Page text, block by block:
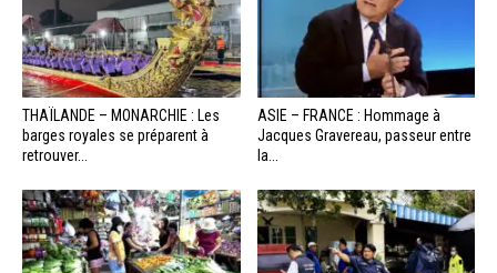
THAÏLANDE – MONARCHIE : Les
barges royales se préparent à
retrouver...
ASIE – FRANCE : Hommage à
Jacques Gravereau, passeur entre
la...